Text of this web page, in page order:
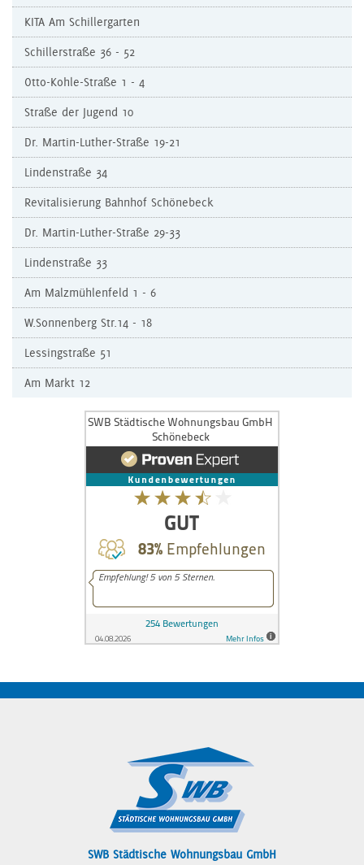
KITA Am Schillergarten
Schillerstraße 36 - 52
Otto-Kohle-Straße 1 - 4
Straße der Jugend 10
Dr. Martin-Luther-Straße 19-21
Lindenstraße 34
Revitalisierung Bahnhof Schönebeck
Dr. Martin-Luther-Straße 29-33
Lindenstraße 33
Am Malzmühlenfeld 1 - 6
W.Sonnenberg Str.14 - 18
Lessingstraße 51
Am Markt 12
SWB Städtische Wohnungsbau GmbH